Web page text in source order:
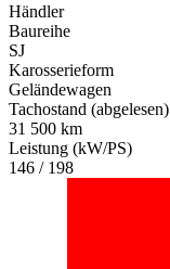
Händler
Baureihe
SJ
Karosserieform
Geländewagen
Tachostand (abgelesen)
31 500 km
Leistung (kW/PS)
146 / 198